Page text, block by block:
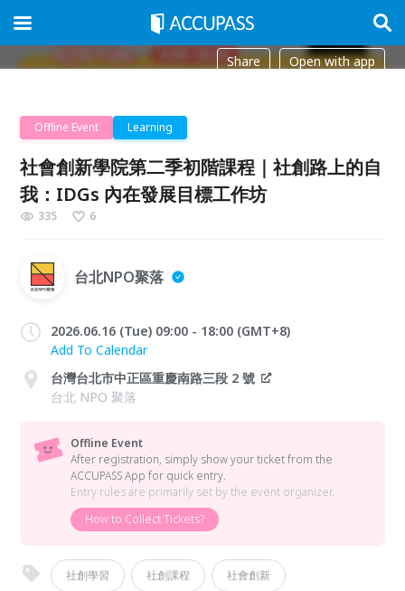
Share Open with app
Offline Event Learning
社會創新學院第二季初階課程｜社創路上的⾃
我：IDGs 內在發展⽬標⼯作坊
335 6
台北NPO聚落
2026.06.16 (Tue) 09:00 - 18:00 (GMT+8)
Add To Calendar
台灣台北市中正區重慶南路三段 2 號
台北 NPO 聚落
Offline Event
After registration, simply show your ticket from the
ACCUPASS App for quick entry.
Entry rules are primarily set by the event organizer.
How to Collect Tickets?
社創學習 社創課程 社會創新